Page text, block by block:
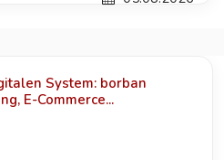
System: borban
E-Commerce...